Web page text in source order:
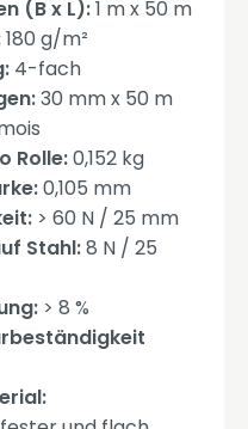
(B x L):1 m x 50 m
180 g/m²
4-fach
30 mm x 50 m
Rolle:0,152 kg
0,105 mm
> 60 N / 25 mm
Stahl:8 N / 25
> 8 %